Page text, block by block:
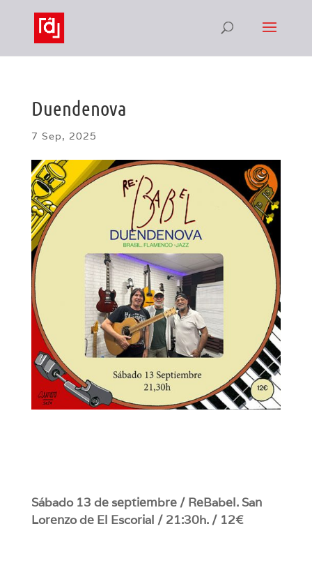
Duendenova
7 Sep, 2025
Sábado 13 de septiembre / ReBabel. San
Lorenzo de El Escorial / 21:30h. / 12€